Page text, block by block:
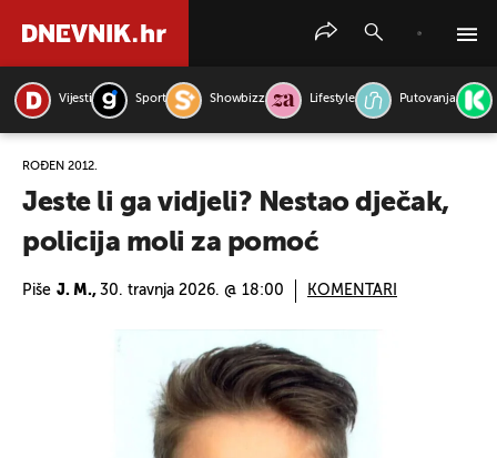
Vijesti Sport Showbizz Lifestyle Putovanja
ROĐEN 2012.
Jeste li ga vidjeli? Nestao dječak,
policija moli za pomoć
Piše J. M., 30. travnja 2026. @ 18:00 KOMENTARI
PRETRAŽITE VIJESTI